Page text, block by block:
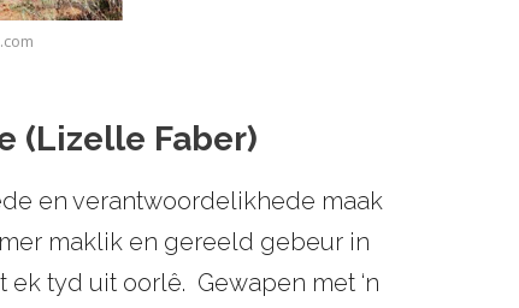
(Lizelle Faber)
en verantwoordelikhede maak
maklik en gereeld gebeur in
ek tyd uit oorlê. Gewapen met ‘n